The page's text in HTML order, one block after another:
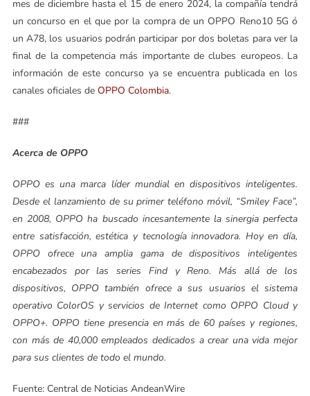
mes de diciembre hasta el 15 de enero 2024, la compañía tendrá
un concurso en el que por la compra de un OPPO Reno10 5G ó
un A78, los usuarios podrán participar por dos boletas para ver la
final de la competencia más importante de clubes europeos. La
información de este concurso ya se encuentra publicada en los
canales oficiales de OPPO Colombia.
###
Acerca de OPPO
OPPO es una marca líder mundial en dispositivos inteligentes.
Desde el lanzamiento de su primer teléfono móvil, “Smiley Face”,
en 2008, OPPO ha buscado incesantemente la sinergia perfecta
entre satisfacción, estética y tecnología innovadora. Hoy en día,
OPPO ofrece una amplia gama de dispositivos inteligentes
encabezados por las series Find y Reno. Más allá de los
dispositivos, OPPO también ofrece a sus usuarios el sistema
operativo ColorOS y servicios de Internet como OPPO Cloud y
OPPO+. OPPO tiene presencia en más de 60 países y regiones,
con más de 40,000 empleados dedicados a crear una vida mejor
para sus clientes de todo el mundo.
Fuente: Central de Noticias AndeanWire